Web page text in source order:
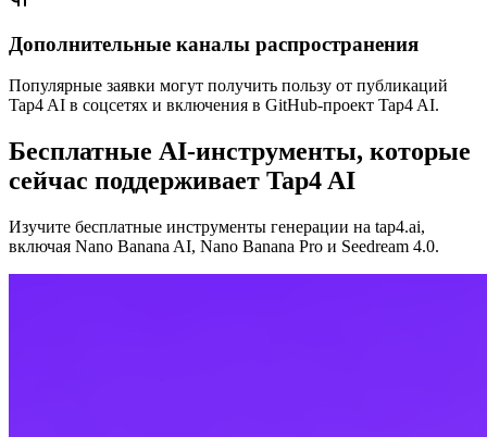
Дополнительные каналы распространения
Популярные заявки могут получить пользу от публикаций
Tap4 AI в соцсетях и включения в GitHub-проект Tap4 AI.
Бесплатные AI-инструменты, которые
сейчас поддерживает Tap4 AI
Изучите бесплатные инструменты генерации на tap4.ai,
включая Nano Banana AI, Nano Banana Pro и Seedream 4.0.